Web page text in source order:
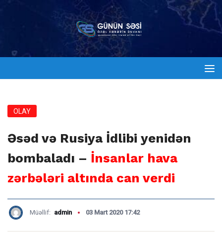
OLAY
Əsəd və Rusiya İdlibi yenidən
bombaladı – İnsanlar hava
zərbələri altında can verdi
Müəllif: admin 03 Mart 2020 17:42